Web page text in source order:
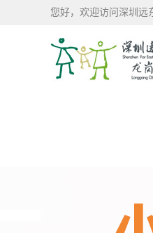
您好，欢迎访问深圳远